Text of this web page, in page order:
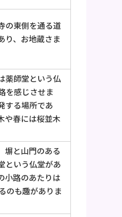
の東側を通る道
り、お地蔵さま
薬師堂という仏
を感じさせま
する場所であ
や春には桜並木
塀と山門のある
という仏堂があ
小路のあたりは
のも趣がありま